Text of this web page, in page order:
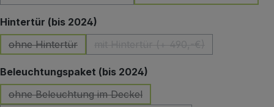
Hintertür (bis 2024)
ohne Hintertür
(Diese Option ist zurzeit nicht verfügbar.)
Beleuchtungspaket (bis 2024)
ohne Beleuchtung im Deckel
(Diese Option ist zurzeit nicht verfügbar.)